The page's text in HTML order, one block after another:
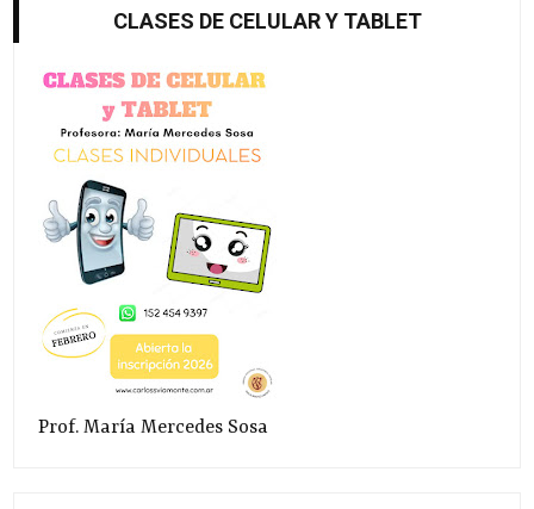
CLASES DE CELULAR Y TABLET
Prof. María Mercedes Sosa